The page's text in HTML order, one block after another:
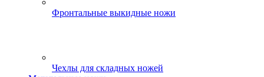
Фронтальные выкидные ножи
Чехлы для складных ножей